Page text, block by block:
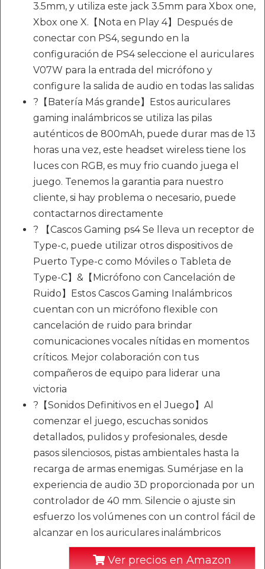
3.5mm, y utiliza este jack 3.5mm para Xbox one,
Xbox one X.【Nota en Play 4】Después de
conectar con PS4, segundo en la
configuración de PS4 seleccione el auriculares
V07W para la entrada del micrófono y
configure la salida de audio en todas las salidas
?【Batería Más grande】Estos auriculares
gaming inalámbricos se utiliza las pilas
auténticos de 800mAh, puede durar mas de 13
horas una vez, este headset wireless tiene los
luces con RGB, es muy frio cuando juega el
juego. Tenemos la garantia para nuestro
cliente, si hay problema o necesario, puede
contactarnos directamente
? 【Cascos Gaming ps4 Se lleva un receptor de
Type-c, puede utilizar otros dispositivos de
Puerto Type-c como Móviles o Tableta de
Type-C】&【Micrófono con Cancelación de
Ruido】Estos Cascos Gaming Inalámbricos
cuentan con un micrófono flexible con
cancelación de ruido para brindar
comunicaciones vocales nítidas en momentos
críticos. Mejor colaboración con tus
compañeros de equipo para liderar una
victoria
?【Sonidos Definitivos en el Juego】Al
comenzar el juego, escuchas sonidos
detallados, pulidos y profesionales, desde
pasos silenciosos, pistas ambientales hasta la
recarga de armas enemigas. Sumérjase en la
experiencia de audio 3D proporcionada por un
controlador de 40 mm. Silencie o ajuste sin
esfuerzo los volúmenes con un control fácil de
alcanzar en los auriculares inalámbricos
Ver precios en Amazon